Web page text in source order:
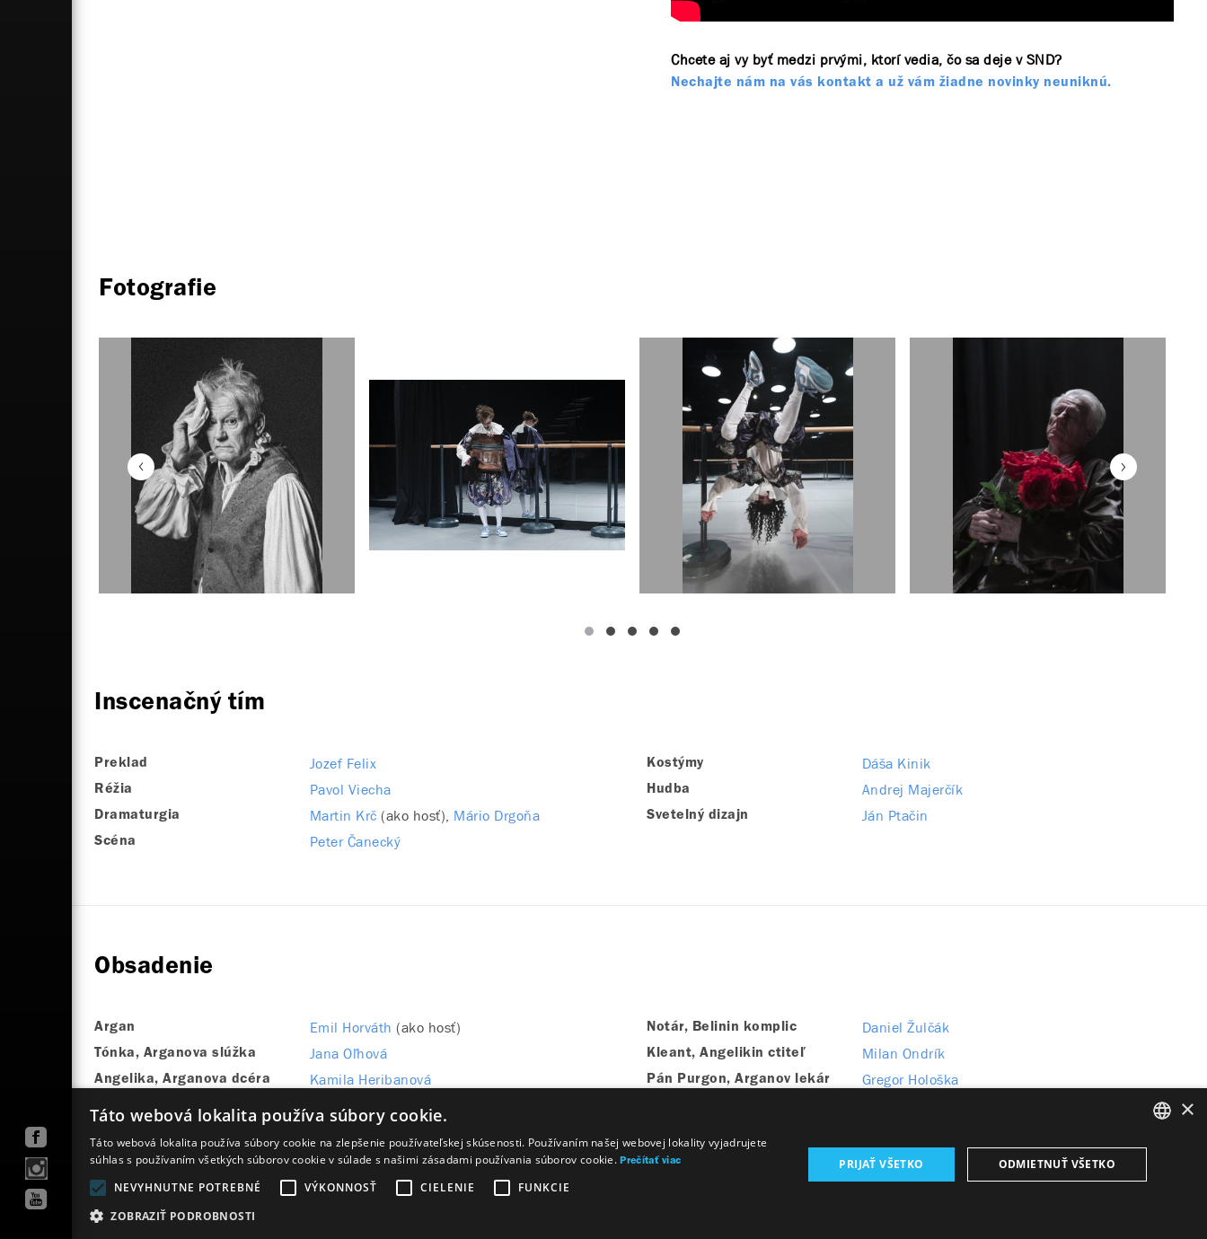
Chcete aj vy byť medzi prvými, ktorí vedia, čo sa deje v SND?
Nechajte nám na vás kontakt a už vám žiadne novinky neuniknú.
Fotografie
Inscenačný tím
Preklad Jozef Felix
Réžia Pavol Viecha
Dramaturgia Martin Krč (ako hosť) Mário Drgoňa
Scéna Peter Čanecký
Kostýmy Dáša Kinik
Hudba Andrej Majerčík
Svetelný dizajn Ján Ptačin
Obsadenie
Argan Emil Horváth (ako hosť)
Tónka, Arganova slúžka Jana Oľhová
Angelika, Arganova dcéra Kamila Heribanová
Jana Kovalčiková
Notár, Belinin komplic Daniel Žulčák
Kleant, Angelikin ctiteľ Milan Ondrík
Pán Purgon, Arganov lekár Gregor Hološka
×
Táto webová lokalita používa súbory cookie.
Táto webová lokalita používa súbory cookie na zlepšenie používateľskej skúsenosti. Používaním našej webovej lokality vyjadrujete
súhlas s používaním všetkých súborov cookie v súlade s našimi zásadami používania súborov cookie.Prečítať viac
NEVYHNUTNE POTREBNÉ VÝKONNOSŤ CIELENIE
FUNKCIE
ZOBRAZIŤ PODROBNOSTI
PRIJAŤ VŠETKO ODMIETNUŤ VŠETKO